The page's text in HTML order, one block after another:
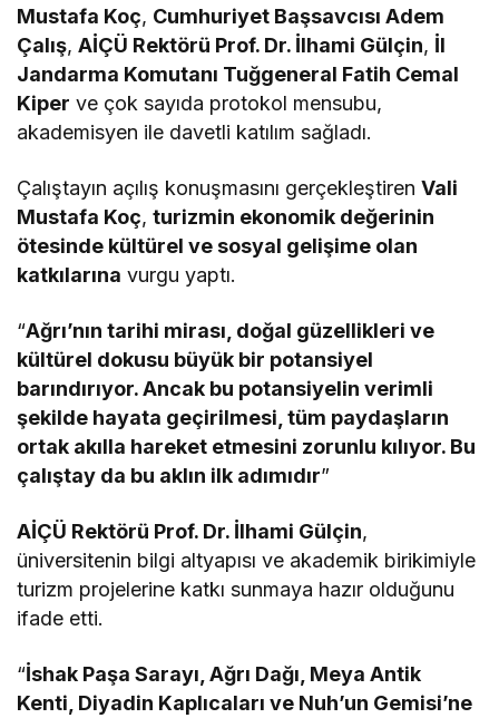
Mustafa Koç, Cumhuriyet Başsavcısı Adem
Çalış,AİÇÜ Rektörü Prof. Dr. İlhami Gülçin, İl
Jandarma Komutanı Tuğgeneral Fatih Cemal
Kiper ve çok sayıda protokol mensubu,
akademisyen ile davetli katılım sağladı.
Çalıştayın açılış konuşmasını gerçekleştirenVali
Mustafa Koç,turizmin ekonomik değerinin
ötesinde kültürel ve sosyal gelişime olan
katkılarına vurgu yaptı.
“Ağrı’nın tarihi mirası, doğal güzellikleri ve
kültürel dokusu büyük bir potansiyel
barındırıyor. Ancak bu potansiyelin verimli
şekilde hayata geçirilmesi, tüm paydaşların
ortak akılla hareket etmesini zorunlu kılıyor. Bu
çalıştay da bu aklın ilk adımıdır”
AİÇÜ Rektörü Prof. Dr. İlhami Gülçin,
üniversitenin bilgi altyapısı ve akademik birikimiyle
turizm projelerine katkı sunmaya hazır olduğunu
ifade etti.
“İshak Paşa Sarayı, Ağrı Dağı, Meya Antik
Kenti, Diyadin Kaplıcaları ve Nuh’un Gemisi’ne